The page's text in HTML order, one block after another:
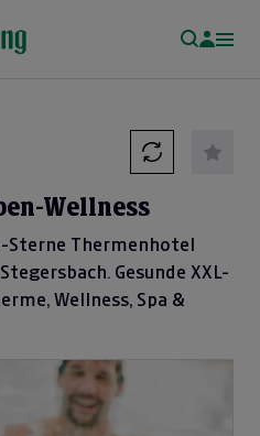
Wellness
Sterne Thermenhotel
Gesunde XXL-
Wellness, Spa &